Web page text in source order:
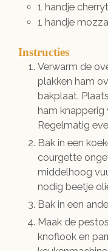
1 handje
1 handje
Instructies
Verwarm de
plakken ham
bakplaat.
ham knapperig
Regelmatig
Bak in een
courgette
middelhoog
nodig beetje
Bak in een
Maak de
knoflook en